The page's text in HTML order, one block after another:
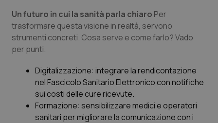
Rene & patologie urogenitali
Salute orale & impianti
Sangue & coagulazione
Tiroide
Un futuro in cui la sanità parla chiaro Per
trasformare questa visione in realtà, servono
strumenti concreti. Cosa serve e come farlo? Vado
per punti.
Digitalizzazione: integrare la rendicontazione
nel Fascicolo Sanitario Elettronico con notifiche
sui costi delle cure ricevute.
Formazione: sensibilizzare medici e operatori
sanitari per migliorare la comunicazione con i